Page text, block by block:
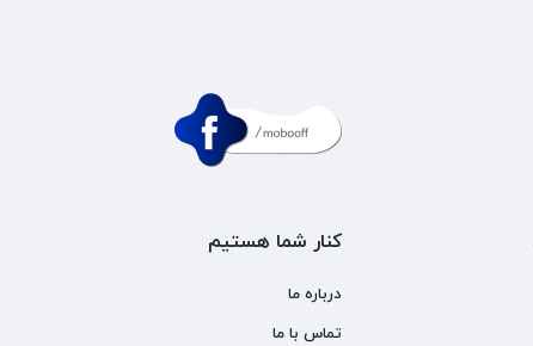
کنار شما هستیم
درباره ما
تماس با ما